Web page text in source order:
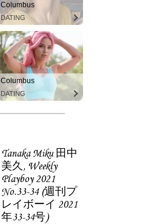
Columbus
DATING
Columbus
DATING
Tanaka Miku 田中
美久, Weekly
Playboy 2021
No.33-34 (週刊プ
レイボーイ 2021
年33-34号)